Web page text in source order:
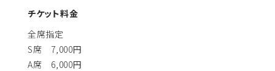
チケット料金
全席指定
S席 7,000円
A席 6,000円